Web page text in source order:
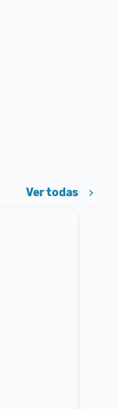
Ver todas